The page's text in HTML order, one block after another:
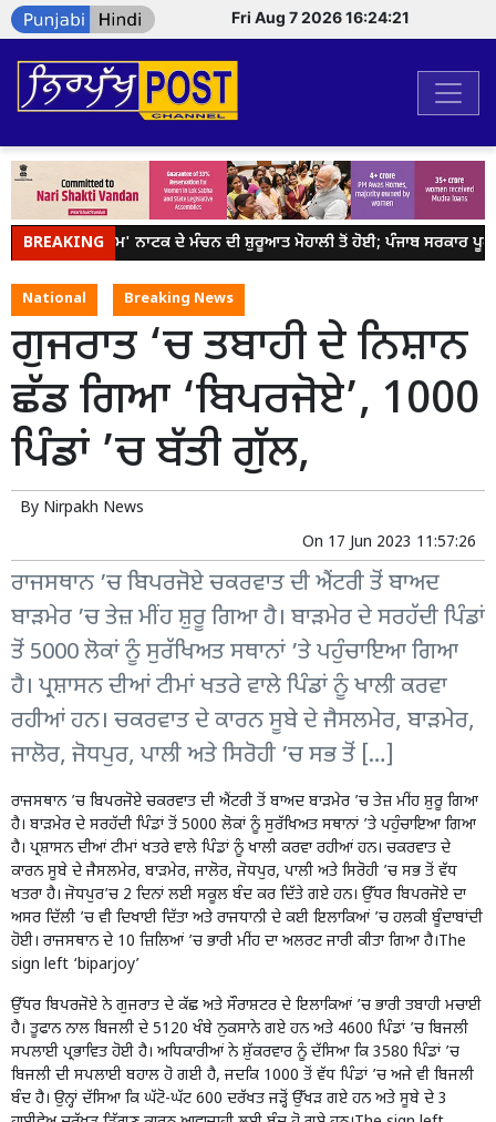
Fri Aug 7 2026 16:24:21
BREAKING
ਹਮਾਰੇ ਰਾਮ' ਨਾਟਕ ਦੇ ਮੰਚਨ ਦੀ ਸ਼ੁਰੂਆਤ ਮੋਹਾਲੀ ਤੋਂ ਹੋਈ; ਪੰਜਾਬ ਸਰਕਾਰ ਪੂਰੇ
National Breaking News
ਗੁਜਰਾਤ ‘ਚ ਤਬਾਹੀ ਦੇ ਨਿਸ਼ਾਨ
ਛੱਡ ਗਿਆ ‘ਬਿਪਰਜੋਏ’, 1000
ਪਿੰਡਾਂ ’ਚ ਬੱਤੀ ਗੁੱਲ,
By Nirpakh News
On 17 Jun 2023 11:57:26
ਰਾਜਸਥਾਨ ’ਚ ਬਿਪਰਜੋਏ ਚਕਰਵਾਤ ਦੀ ਐਂਟਰੀ ਤੋਂ ਬਾਅਦ
ਬਾੜਮੇਰ ’ਚ ਤੇਜ਼ ਮੀਂਹ ਸ਼ੁਰੂ ਗਿਆ ਹੈ। ਬਾੜਮੇਰ ਦੇ ਸਰਹੱਦੀ ਪਿੰਡਾਂ
ਤੋਂ 5000 ਲੋਕਾਂ ਨੂੰ ਸੁਰੱਖਿਅਤ ਸਥਾਨਾਂ ’ਤੇ ਪਹੁੰਚਾਇਆ ਗਿਆ
ਹੈ। ਪ੍ਰਸ਼ਾਸਨ ਦੀਆਂ ਟੀਮਾਂ ਖਤਰੇ ਵਾਲੇ ਪਿੰਡਾਂ ਨੂੰ ਖਾਲੀ ਕਰਵਾ
ਰਹੀਆਂ ਹਨ। ਚਕਰਵਾਤ ਦੇ ਕਾਰਨ ਸੂਬੇ ਦੇ ਜੈਸਲਮੇਰ, ਬਾੜਮੇਰ,
ਜਾਲੋਰ, ਜੋਧਪੁਰ, ਪਾਲੀ ਅਤੇ ਸਿਰੋਹੀ ’ਚ ਸਭ ਤੋਂ […]
ਰਾਜਸਥਾਨ ’ਚ ਬਿਪਰਜੋਏ ਚਕਰਵਾਤ ਦੀ ਐਂਟਰੀ ਤੋਂ ਬਾਅਦ ਬਾੜਮੇਰ ’ਚ ਤੇਜ਼ ਮੀਂਹ ਸ਼ੁਰੂ ਗਿਆ
ਹੈ। ਬਾੜਮੇਰ ਦੇ ਸਰਹੱਦੀ ਪਿੰਡਾਂ ਤੋਂ 5000 ਲੋਕਾਂ ਨੂੰ ਸੁਰੱਖਿਅਤ ਸਥਾਨਾਂ ’ਤੇ ਪਹੁੰਚਾਇਆ ਗਿਆ
ਹੈ। ਪ੍ਰਸ਼ਾਸਨ ਦੀਆਂ ਟੀਮਾਂ ਖਤਰੇ ਵਾਲੇ ਪਿੰਡਾਂ ਨੂੰ ਖਾਲੀ ਕਰਵਾ ਰਹੀਆਂ ਹਨ। ਚਕਰਵਾਤ ਦੇ
ਕਾਰਨ ਸੂਬੇ ਦੇ ਜੈਸਲਮੇਰ, ਬਾੜਮੇਰ, ਜਾਲੋਰ, ਜੋਧਪੁਰ, ਪਾਲੀ ਅਤੇ ਸਿਰੋਹੀ ’ਚ ਸਭ ਤੋਂ ਵੱਧ
ਖਤਰਾ ਹੈ। ਜੋਧਪੁਰ’ਚ 2 ਦਿਨਾਂ ਲਈ ਸਕੂਲ ਬੰਦ ਕਰ ਦਿੱਤੇ ਗਏ ਹਨ। ਉੱਧਰ ਬਿਪਰਜੋਏ ਦਾ
ਅਸਰ ਦਿੱਲੀ ’ਚ ਵੀ ਦਿਖਾਈ ਦਿੱਤਾ ਅਤੇ ਰਾਜਧਾਨੀ ਦੇ ਕਈ ਇਲਾਕਿਆਂ ’ਚ ਹਲਕੀ ਬੂੰਦਾਬਾਂਦੀ
ਹੋਈ। ਰਾਜਸਥਾਨ ਦੇ 10 ਜ਼ਿਲਿਆਂ ’ਚ ਭਾਰੀ ਮੀਂਹ ਦਾ ਅਲਰਟ ਜਾਰੀ ਕੀਤਾ ਗਿਆ ਹੈ।The
sign left ‘biparjoy’
ਉੱਧਰ ਬਿਪਰਜੋਏ ਨੇ ਗੁਜਰਾਤ ਦੇ ਕੱਛ ਅਤੇ ਸੌਰਾਸ਼ਟਰ ਦੇ ਇਲਾਕਿਆਂ ’ਚ ਭਾਰੀ ਤਬਾਹੀ ਮਚਾਈ
ਹੈ। ਤੂਫਾਨ ਨਾਲ ਬਿਜਲੀ ਦੇ 5120 ਖੰਬੇ ਨੁਕਸਾਨੇ ਗਏ ਹਨ ਅਤੇ 4600 ਪਿੰਡਾਂ ’ਚ ਬਿਜਲੀ
ਸਪਲਾਈ ਪ੍ਰਭਾਵਿਤ ਹੋਈ ਹੈ। ਅਧਿਕਾਰੀਆਂ ਨੇ ਸ਼ੁੱਕਰਵਾਰ ਨੂੰ ਦੱਸਿਆ ਕਿ 3580 ਪਿੰਡਾਂ ’ਚ
ਬਿਜਲੀ ਦੀ ਸਪਲਾਈ ਬਹਾਲ ਹੋ ਗਈ ਹੈ, ਜਦਕਿ 1000 ਤੋਂ ਵੱਧ ਪਿੰਡਾਂ ’ਚ ਅਜੇ ਵੀ ਬਿਜਲੀ
ਬੰਦ ਹੈ। ਉਨ੍ਹਾਂ ਦੱਸਿਆ ਕਿ ਘੱਟੋ-ਘੱਟ 600 ਦਰੱਖਤ ਜੜ੍ਹੋਂ ਉੱਖੜ ਗਏ ਹਨ ਅਤੇ ਸੂਬੇ ਦੇ 3